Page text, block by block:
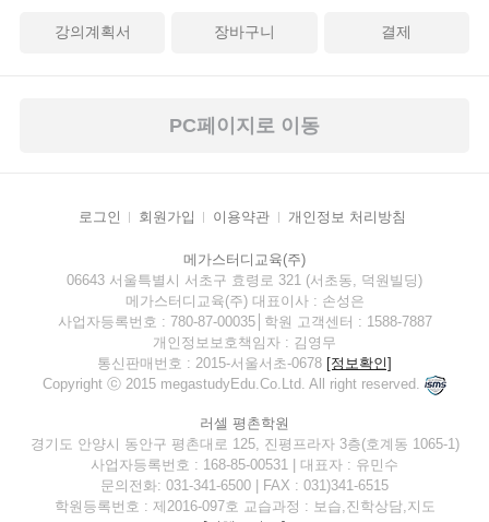
강의계획서 장바구니 결제
PC페이지로 이동
로그인 회원가입 이용약관 개인정보 처리방침
메가스터디교육(주)
06643 서울특별시 서초구 효령로 321 (서초동, 덕원빌딩)
메가스터디교육(주) 대표이사 : 손성은
사업자등록번호 : 780-87-00035│학원 고객센터 : 1588-7887
개인정보보호책임자 : 김영무
통신판매번호 : 2015-서울서초-0678 [정보확인]
Copyright ⓒ 2015 megastudyEdu.Co.Ltd. All right reserved.
러셀 평촌학원
경기도 안양시 동안구 평촌대로 125, 진평프라자 3층(호계동 1065-1)
사업자등록번호 : 168-85-00531 | 대표자 : 유민수
문의전화: 031-341-6500 | FAX : 031)341-6515
학원등록번호 : 제2016-097호 교습과정 : 보습,진학상담,지도